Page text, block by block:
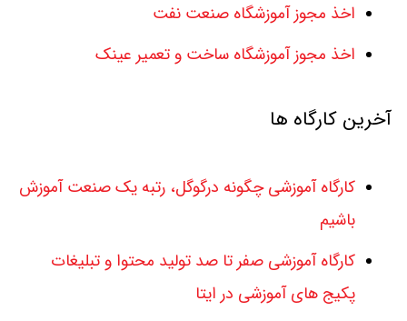
اخذ مجوز آموزشگاه صنعت نفت
اخذ مجوز آموزشگاه ساخت و تعمیر عینک
آخرین کارگاه ها
کارگاه آموزشی چگونه درگوگل، رتبه یک صنعت آموزش
باشیم
کارگاه آموزشی صفر تا صد تولید محتوا و تبلیغات
پکیج های آموزشی در ایتا